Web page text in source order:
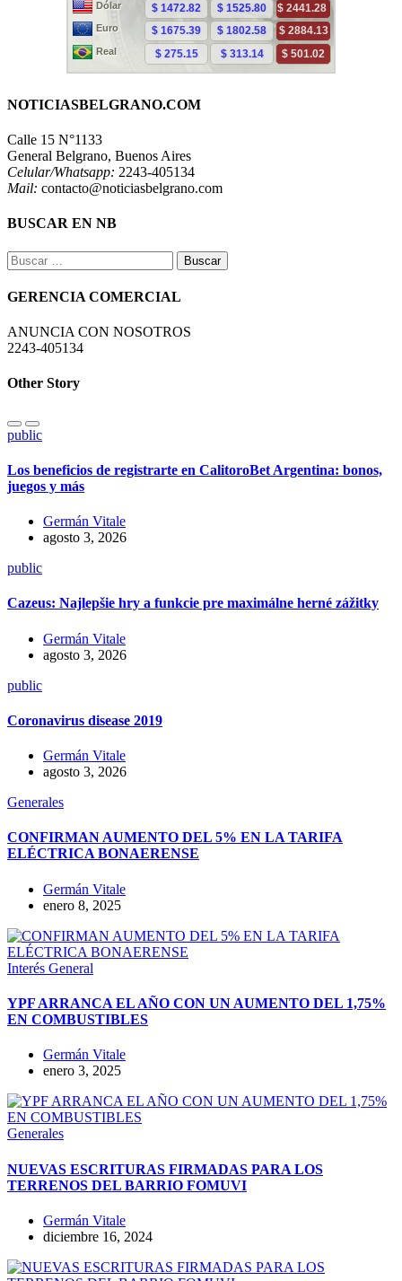
NOTICIASBELGRANO.COM
Calle 15 N°1133
General Belgrano, Buenos Aires
Celular/Whatsapp: 2243-405134
Mail: contacto@noticiasbelgrano.com
BUSCAR EN NB
Buscar:
GERENCIA COMERCIAL
ANUNCIA CON NOSOTROS
2243-405134
Other Story
public
Los beneficios de registrarte en CalitoroBet Argentina: bonos,
juegos y más
Germán Vitale
agosto 3, 2026
public
Cazeus: Najlepšie hry a funkcie pre maximálne herné zážitky
Germán Vitale
agosto 3, 2026
public
Coronavirus disease 2019
Germán Vitale
agosto 3, 2026
Generales
CONFIRMAN AUMENTO DEL 5% EN LA TARIFA
ELÉCTRICA BONAERENSE
Germán Vitale
enero 8, 2025
Interés General
YPF ARRANCA EL AÑO CON UN AUMENTO DEL 1,75%
EN COMBUSTIBLES
Germán Vitale
enero 3, 2025
Generales
NUEVAS ESCRITURAS FIRMADAS PARA LOS
TERRENOS DEL BARRIO FOMUVI
Germán Vitale
diciembre 16, 2024